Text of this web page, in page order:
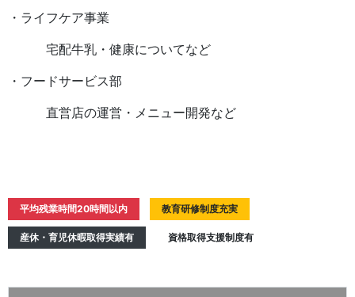
・ライフケア事業
宅配牛乳・健康についてなど
・フードサービス部
直営店の運営・メニュー開発など
平均残業時間20時間以内 教育研修制度充実
産休・育児休暇取得実績有 資格取得支援制度有